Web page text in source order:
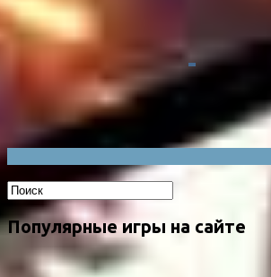
Популярные игры на сайте